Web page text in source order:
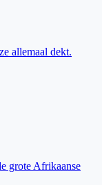
allemaal dekt.
grote Afrikaanse